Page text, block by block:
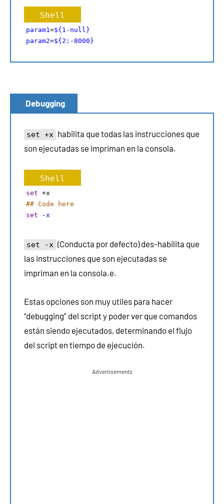
Shell
param1=${1-null}
param2=${2:-8000}
Debugging
set +x habilita que todas las instrucciones que
son ejecutadas se impriman en la consola.
Shell
set +x
## Code here
set
-x
set -x (Conducta por defecto) des-habilita que
las instrucciones que son ejecutadas se
impriman en la consola.e.
Estas opciones son muy utiles para hacer
“debugging” del script y poder ver que comandos
están siendo ejecutados, determinando el flujo
del script en tiempo de ejecución.
Advertisements